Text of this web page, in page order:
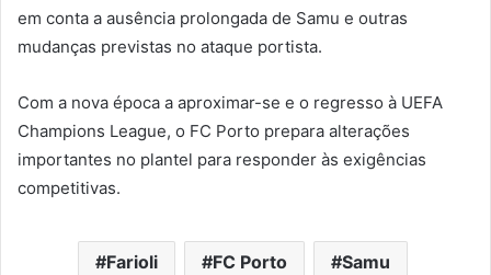
em conta a ausência prolongada de Samu e outras
mudanças previstas no ataque portista.
Com a nova época a aproximar-se e o regresso à UEFA
Champions League, o FC Porto prepara alterações
importantes no plantel para responder às exigências
competitivas.
Farioli FC Porto Samu